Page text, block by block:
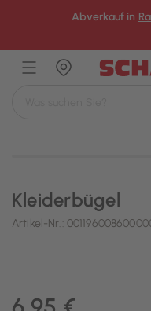
Abverkauf in
Kleiderbügel
Artikel-Nr.: